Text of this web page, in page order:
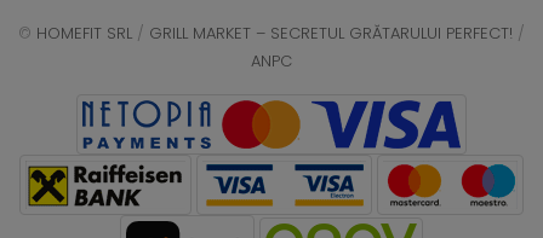
© HOMEFIT SRL / GRILL MARKET – SECRETUL GRĂTARULUI PERFECT! /
ANPC